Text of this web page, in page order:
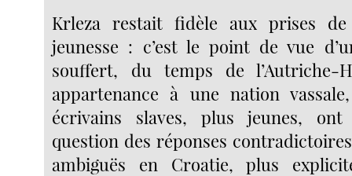
Krleza restait fidèle aux prises
jeunesse : c’est le point de vue
souffert, du temps de l’Autriche-
appartenance à une nation
écrivains slaves, plus jeunes,
question des réponses
ambiguës en Croatie, plus